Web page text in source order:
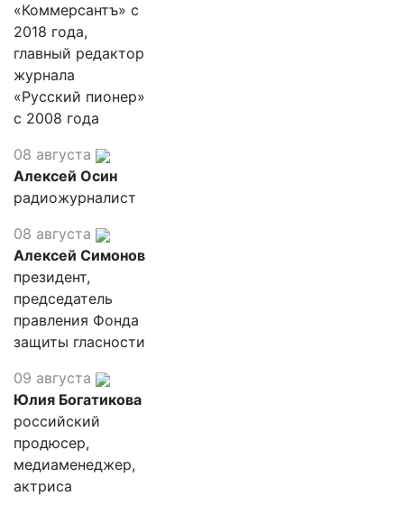
«Коммерсантъ» с
2018 года,
главный редактор
журнала
«Русский пионер»
с 2008 года
08 августа
Алексей Осин
радиожурналист
08 августа
Алексей Симонов
президент,
председатель
правления Фонда
защиты гласности
09 августа
Юлия Богатикова
российский
продюсер,
медиаменеджер,
актриса